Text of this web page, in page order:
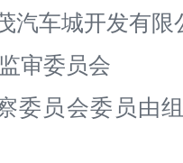
汽车城开发有限
审委员会
委员会委员由